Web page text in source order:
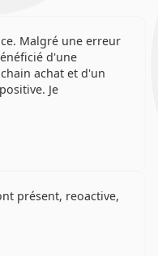
Malgré une erreur
d'une
achat et d'un
Je
présent, reoactive,